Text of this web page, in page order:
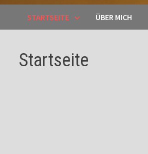
STARTSEITE ÜBER MICH
Startseite